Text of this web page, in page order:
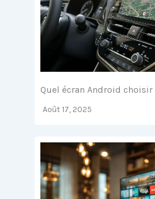
Quel écran Android
Août 17, 2025